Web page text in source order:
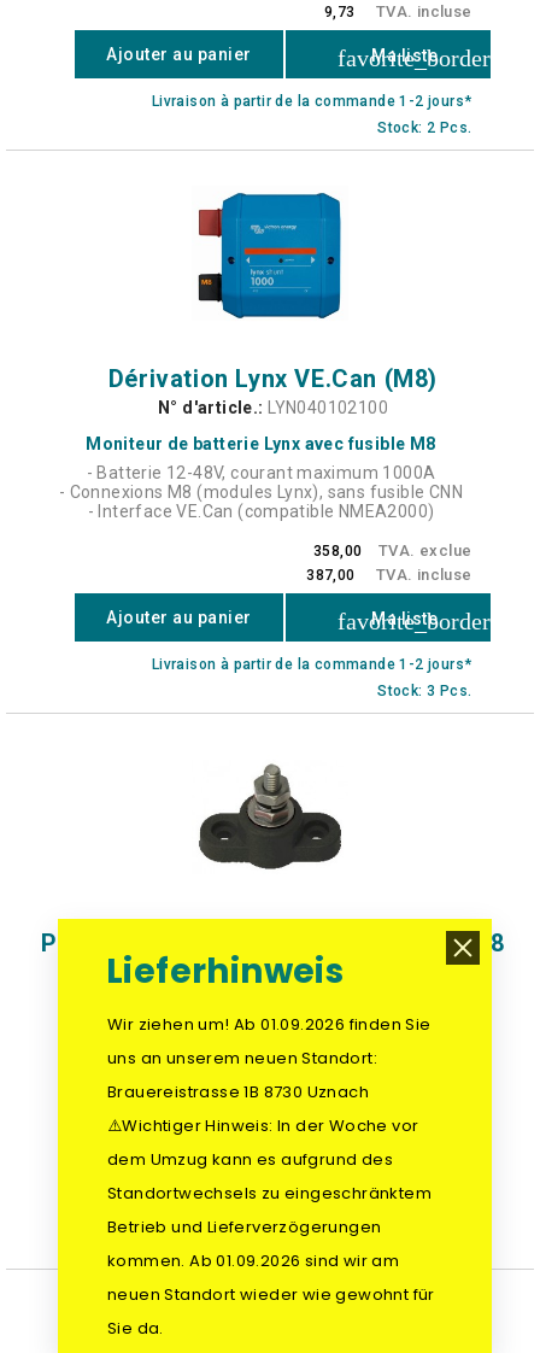
9,73 TVA. incluse
Ajouter au panier favorite_border
Ma liste
Livraison à partir de la commande 1-2 jours*
Stock: 2 Pcs.
Dérivation Lynx VE.Can (M8)
N° d'article.: LYN040102100
Moniteur de batterie Lynx avec fusible M8
- Batterie 12-48V, courant maximum 1000A
- Connexions M8 (modules Lynx), sans fusible CNN
- Interface VE.Can (compatible NMEA2000)
358,00 TVA. exclue
387,00 TVA. incluse
Ajouter au panier favorite_border
Ma liste
Livraison à partir de la commande 1-2 jours*
Stock: 3 Pcs.
Point d'appui collectif noir - filetage M8
N° d'article.:VTE-77031N14
courant continu DC
- Distance de serrage env. 8.5mm
12,22 TVA. incluse
Ajouter au panier
Livraison à partir de la commande 1-2 jours*
Lieferhinweis
Wir ziehen um! Ab 01.09.2026 finden Sie
uns an unserem neuen Standort:
Brauereistrasse 1B 8730 Uznach
⚠️Wichtiger Hinweis: In der Woche vor
dem Umzug kann es aufgrund des
Standortwechsels zu eingeschränktem
Betrieb und Lieferverzögerungen
kommen. Ab 01.09.2026 sind wir am
neuen Standort wieder wie gewohnt für
Sie da.